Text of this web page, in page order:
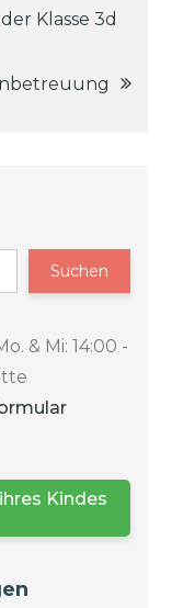
Klasse 3d
Suchen
& Mi: 14:00 -
Kindes